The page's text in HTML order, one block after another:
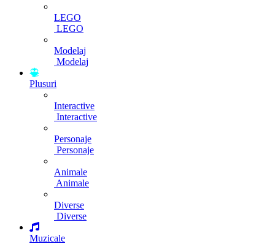
LEGO
LEGO
Modelaj
Modelaj
Plusuri
Interactive
Interactive
Personaje
Personaje
Animale
Animale
Diverse
Diverse
Muzicale